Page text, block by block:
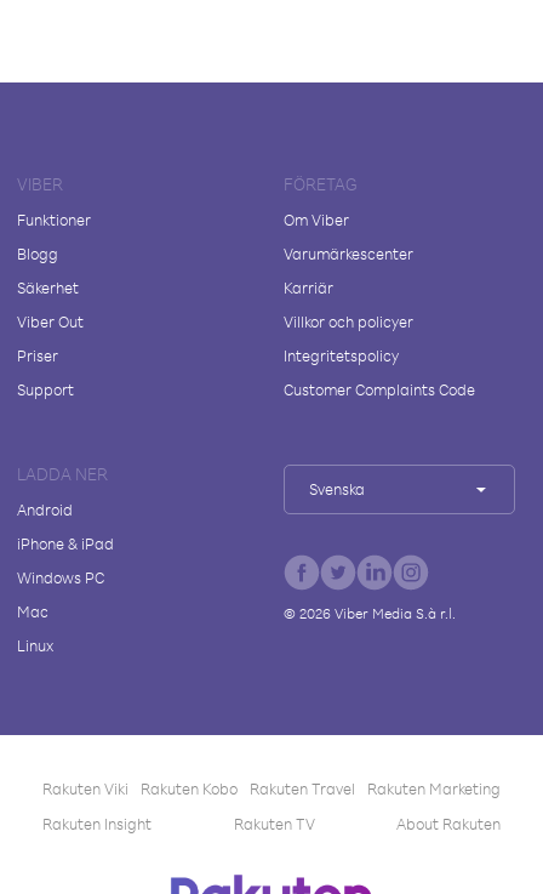
VIBER
Funktioner
Blogg
Säkerhet
Viber Out
Priser
Support
FÖRETAG
Om Viber
Varumärkescenter
Karriär
Villkor och policyer
Integritetspolicy
Customer Complaints Code
LADDA NER
Android
iPhone & iPad
Windows PC
Mac
Linux
Svenska
© 2026Viber Media S.à r.l.
Rakuten Viki Rakuten Kobo Rakuten Travel
Rakuten Marketing
Rakuten Insight
Rakuten TV About Rakuten